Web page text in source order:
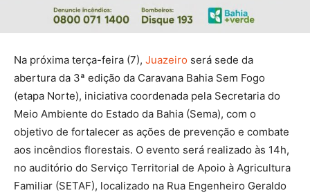
Na próxima terça-feira (7), Juazeiro será sede da
abertura da 3ª edição da Caravana Bahia Sem Fogo
(etapa Norte), iniciativa coordenada pela Secretaria do
Meio Ambiente do Estado da Bahia (Sema), com o
objetivo de fortalecer as ações de prevenção e combate
aos incêndios florestais. O evento será realizado às 14h,
no auditório do Serviço Territorial de Apoio à Agricultura
Familiar (SETAF), localizado na Rua Engenheiro Geraldo